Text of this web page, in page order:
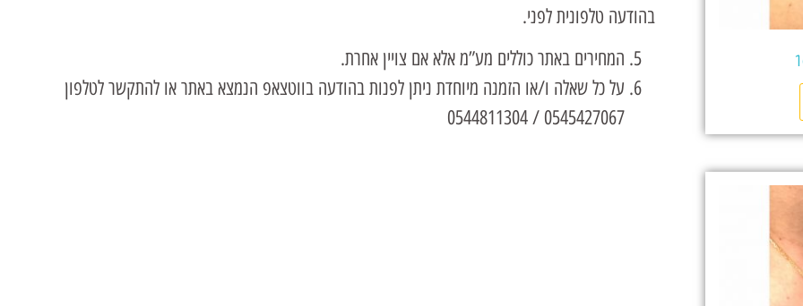
בהודעה טלפונית לפני.
המחירים באתר כוללים מע”מ אלא אם צויין אחרת.
על כל שאלה ו/או הזמנה מיוחדת ניתן לפנות בהודעה בווטצאפ הנמצא באתר או להתקשר לטלפון
0545427067 / 0544811304